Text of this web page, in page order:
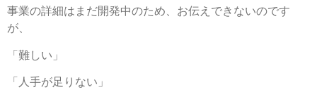
事業の詳細はまだ開発中のため、お伝えできないのです
が、
「難しい」
「人手が足りない」